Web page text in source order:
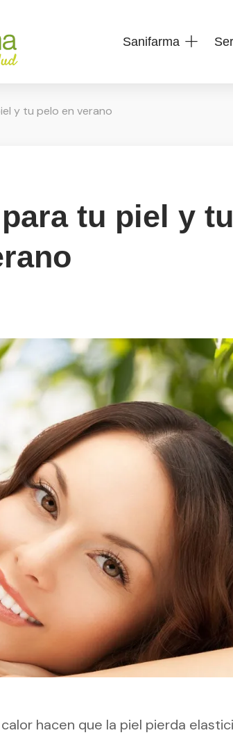
Sanifarma
y tu pelo en verano
tu piel y tu
hacen que la piel pierda